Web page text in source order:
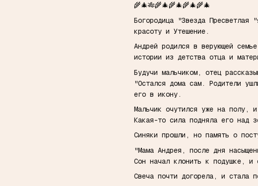
🌾🎄🎋🌾🎄🌾🎄🌾🎄🌾🎄
Богородица "Звезда
красоту и Утешение.
Андрей родился в верующей
истории из детства отца и
Будучи мальчиком, отец
"Остался дома сам. Родители
его в икону.
Мальчик очутился уже на полу,
Какая-то сила подняла его над
Синяки прошли, но память о
"Мама Андрея, после дня
Сон начал клонить к подушке, и
Свеча почти догорела, и стала